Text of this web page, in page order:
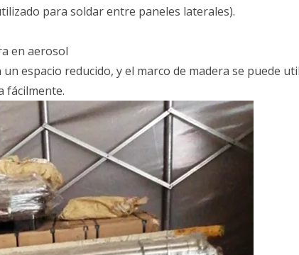
para soldar entre paneles laterales).
en aerosol
espacio reducido, y el marco de madera se puede
fácilmente.